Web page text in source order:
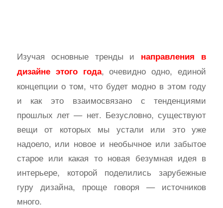
Изучая основные тренды и направления в
дизайне этого года, очевидно одно, единой
концепции о том, что будет модно в этом году
и как это взаимосвязано с тенденциями
прошлых лет — нет. Безусловно, существуют
вещи от которых мы устали или это уже
надоело, или новое и необычное или забытое
старое или какая то новая безумная идея в
интерьере, которой поделились зарубежные
гуру дизайна, проще говоря — источников
много.